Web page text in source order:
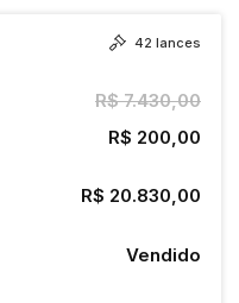
42 lances
R$ 7.430,00
R$ 200,00
R$ 20.830,00
Vendido